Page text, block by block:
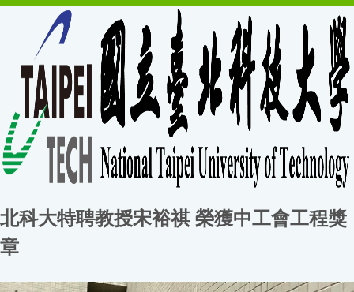
北科大特聘教授宋裕祺 榮獲中工會工程獎
章